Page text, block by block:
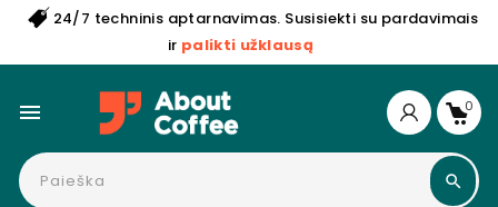
24/7 techninis aptarnavimas. Susisiekti su pardavimais
ir palikti užklausą
 0